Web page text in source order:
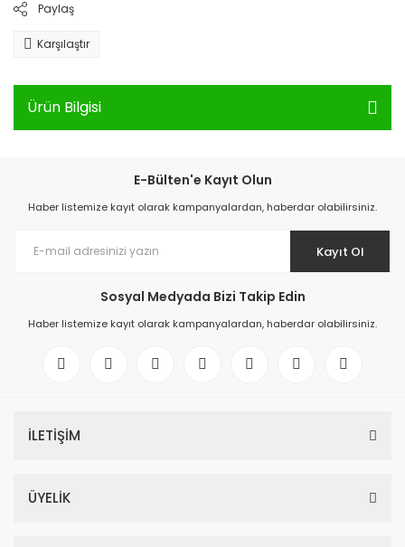
Paylaş
Karşılaştır
Ürün Bilgisi
E-Bülten'e Kayıt Olun
Haber listemize kayıt olarak kampanyalardan, haberdar olabilirsiniz.
Kayıt Ol
Sosyal Medyada Bizi Takip Edin
Haber listemize kayıt olarak kampanyalardan, haberdar olabilirsiniz.
İLETİŞİM
ÜYELİK